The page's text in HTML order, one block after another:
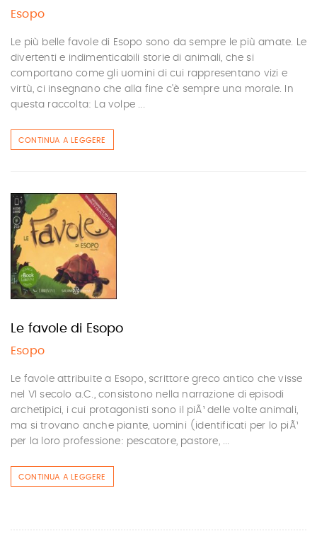
Esopo
Le più belle favole di Esopo sono da sempre le più amate. Le
divertenti e indimenticabili storie di animali, che si
comportano come gli uomini di cui rappresentano vizi e
virtù, ci insegnano che alla fine c'è sempre una morale. In
questa raccolta: La volpe ...
CONTINUA A LEGGERE
Le favole di Esopo
Esopo
Le favole attribuite a Esopo, scrittore greco antico che visse
nel VI secolo a.C., consistono nella narrazione di episodi
archetipici, i cui protagonisti sono il piÃ¹ delle volte animali,
ma si trovano anche piante, uomini (identificati per lo piÃ¹
per la loro professione: pescatore, pastore, ...
CONTINUA A LEGGERE